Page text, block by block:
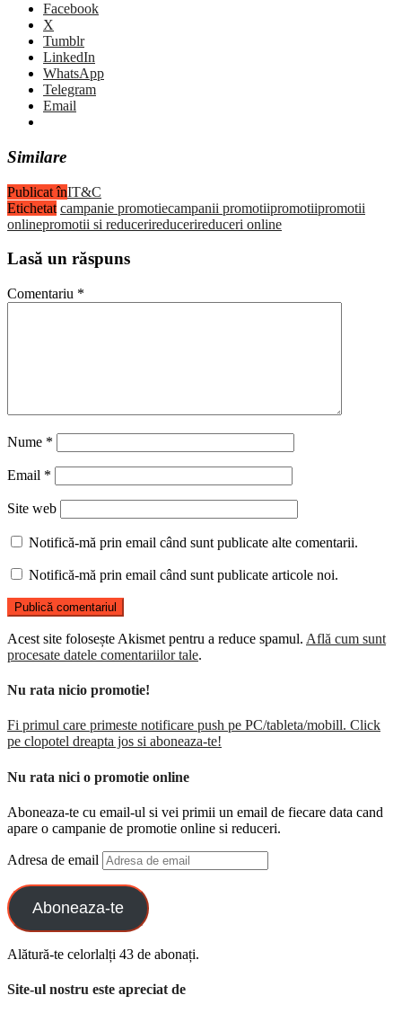
Facebook
X
Tumblr
LinkedIn
WhatsApp
Telegram
Email
Similare
Publicat înIT&C
Etichetat campanie promotiecampanii promotiipromotiipromotii
onlinepromotii si reducerireducerireduceri online
Lasă un răspuns
Comentariu *
Nume *
Email *
Site web
Notifică-mă prin email când sunt publicate alte comentarii.
Notifică-mă prin email când sunt publicate articole noi.
Acest site folosește Akismet pentru a reduce spamul. Află cum sunt
procesate datele comentariilor tale.
Nu rata nicio promotie!
Fi primul care primeste notificare push pe PC/tableta/mobill. Click
pe clopotel dreapta jos si aboneaza-te!
Nu rata nici o promotie online
Aboneaza-te cu email-ul si vei primii un email de fiecare data cand
apare o campanie de promotie online si reduceri.
Adresa de email
Aboneaza-te
Alătură-te celorlalți 43 de abonați.
Site-ul nostru este apreciat de